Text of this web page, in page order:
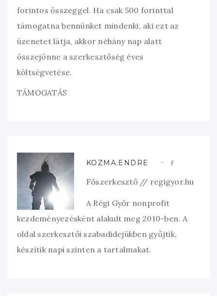
forintos összeggel. Ha csak 500 forinttal
támogatna bennünket mindenki, aki ezt az
üzenetet látja, akkor néhány nap alatt
összejönne a szerkesztőség éves
költségvetése.
TÁMOGATÁS
KOZMA.ENDRE
Főszerkesztő // regigyor.hu
A Régi Győr nonprofit
kezdeményezésként alakult meg 2010-ben. A
oldal szerkesztői szabadidejükben gyűjtik,
készítik napi szinten a tartalmakat.